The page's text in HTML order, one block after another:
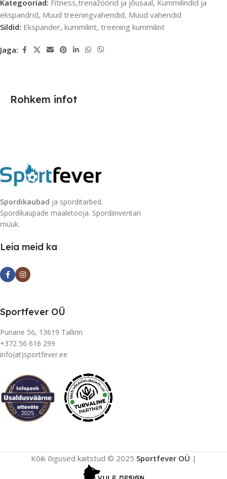
Kategooriad: Fitness,trenažöörid ja jõusaal, Kummilindid ja
ekspandrid, Muud treeningvahendid, Muud vahendid
Sildid: Ekspander, kummilint, treening kummilint
Jaga:
Rohkem infot
Spordikaubad ja sporditarbed.
Spordikaupade maaletooja. Spordiinventari
müük.
Leia meid ka
Sportfever OÜ
Punane 56, 13619 Tallinn
+372 56 616 299
info(at)sportfever.ee
Kõik õigused kaitstud © 2025 Sportfever OÜ |